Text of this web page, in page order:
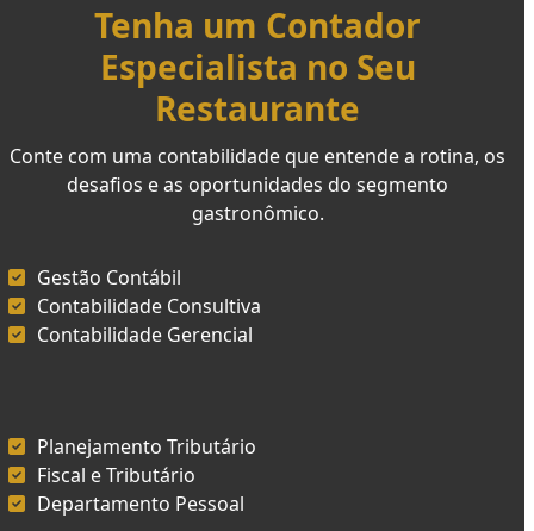
Tenha um Contador
Especialista no Seu
Restaurante
Conte com uma contabilidade que entende a rotina, os
desafios e as oportunidades do segmento
gastronômico.
Gestão Contábil
Contabilidade Consultiva
Contabilidade Gerencial
Planejamento Tributário
Fiscal e Tributário
Departamento Pessoal